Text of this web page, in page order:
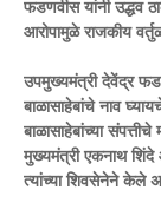
फडणवीस यांनी उद्धव
आरोपामुळे राजकीय
उपमुख्यमंत्री देवेंद्र
बाळासाहेबांचे नाव
बाळासाहेबांच्या
मुख्यमंत्री एकनाथ शिंदे
त्यांच्या शिवसेनेने केले